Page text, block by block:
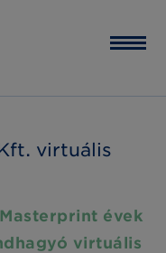
virtuális
évek
virtuális